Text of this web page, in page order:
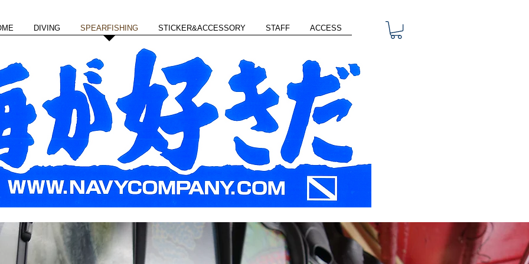
DIVING SPEARFISHING STICKER&ACCESSORY STAFF ACCESS